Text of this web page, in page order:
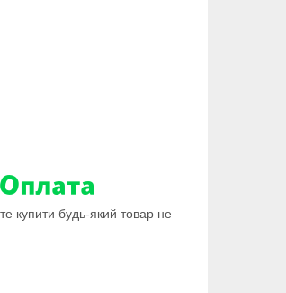
купити будь-який товар не